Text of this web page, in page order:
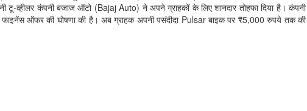
टू-व्हीलर कंपनी बजाज ऑटो (Bajaj Auto) ने अपने ग्राहकों के लिए शानदार तोहफा दिया है। कंपनी
ऑफर की घोषणा की है। अब ग्राहक अपनी पसंदीदा Pulsar बाइक पर ₹5,000 रुपये तक की